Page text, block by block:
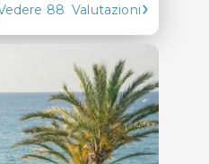
88 Valutazioni